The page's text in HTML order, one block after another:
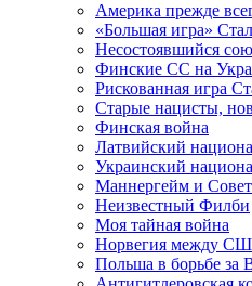
Америка прежде
«Большая игра»
Несостоявшийся
Финские СС на
Рискованная игра
Старые нацисты,
Финская война
Латвийский
Украинский
Маннергейм и
Неизвестный Филби
Моя тайная война
Норвегия между
Польша в борьбе за